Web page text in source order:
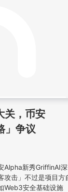
关，币安
」争议
Alpha新秀GriffinAI深
攻击」不过是项目方
Web3安全基础设施